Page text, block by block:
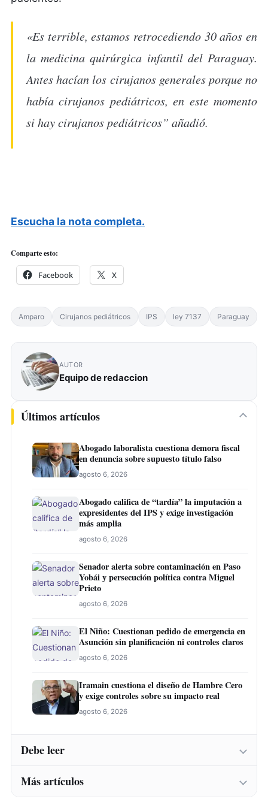
«Es terrible, estamos retrocediendo 30 años en
la medicina quirúrgica infantil del Paraguay.
Antes hacían los cirujanos generales porque no
había cirujanos pediátricos, en este momento
si hay cirujanos pediátricos” añadió.
Escucha la nota completa.
Comparte esto:
Facebook X
Amparo Cirujanos pediátricos IPS ley 7137 Paraguay
AUTOR
Equipo de redaccion
Últimos artículos
Abogado laboralista cuestiona demora fiscal
en denuncia sobre supuesto título falso
agosto 6, 2026
Abogado califica de “tardía” la imputación a
expresidentes del IPS y exige investigación
más amplia
agosto 6, 2026
Senador alerta sobre contaminación en Paso
Yobái y persecución política contra Miguel
Prieto
agosto 6, 2026
El Niño: Cuestionan pedido de emergencia en
Asunción sin planificación ni controles claros
agosto 6, 2026
Iramain cuestiona el diseño de Hambre Cero
y exige controles sobre su impacto real
agosto 6, 2026
Debe leer
Abogado laboralista cuestiona demora fiscal
Más artículos